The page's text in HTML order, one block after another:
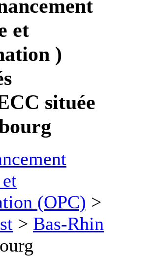
et
)
située
(OPC) >
> Bas-Rhin